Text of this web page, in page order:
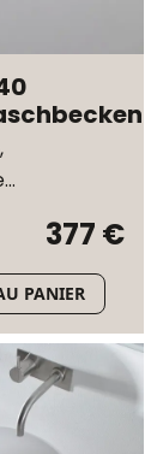
377 €
PANIER